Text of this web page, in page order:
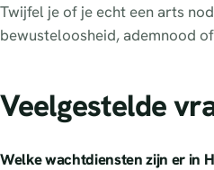
Twijfel je of je echt een arts
bewusteloosheid, ademnood
Veelgestelde
Welke wachtdiensten zijn er in